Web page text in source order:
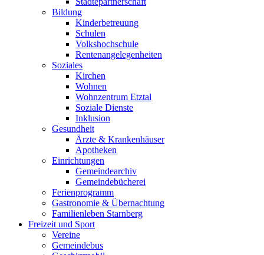
Bildung
Kinderbetreuung
Schulen
Volkshochschule
Rentenangelegenheiten
Soziales
Kirchen
Wohnen
Wohnzentrum Etztal
Soziale Dienste
Inklusion
Gesundheit
Ärzte & Krankenhäuser
Apotheken
Einrichtungen
Gemeindearchiv
Gemeindebücherei
Ferienprogramm
Gastronomie & Übernachtung
Familienleben Starnberg
Freizeit und Sport
Vereine
Gemeindebus